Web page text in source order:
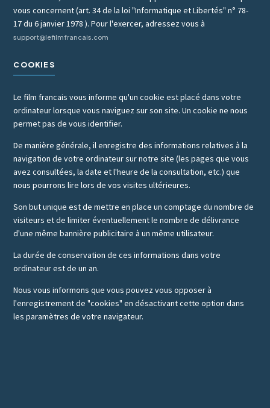
vous concernent (art. 34 de la loi "Informatique et Libertés" n° 78-
17 du 6 janvier 1978 ). Pour l'exercer, adressez vous à
support@lefilmfrancais.com
COOKIES
Le film francais vous informe qu'un cookie est placé dans votre
ordinateur lorsque vous naviguez sur son site. Un cookie ne nous
permet pas de vous identifier.
De manière générale, il enregistre des informations relatives à la
navigation de votre ordinateur sur notre site (les pages que vous
avez consultées, la date et l'heure de la consultation, etc.) que
nous pourrons lire lors de vos visites ultérieures.
Son but unique est de mettre en place un comptage du nombre de
visiteurs et de limiter éventuellement le nombre de délivrance
d'une même bannière publicitaire à un même utilisateur.
La durée de conservation de ces informations dans votre
ordinateur est de un an.
Nous vous informons que vous pouvez vous opposer à
l'enregistrement de "cookies" en désactivant cette option dans
les paramètres de votre navigateur.